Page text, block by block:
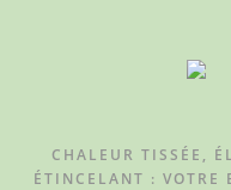
CHALEUR TISSÉE,
ÉTINCELANT : VOTRE